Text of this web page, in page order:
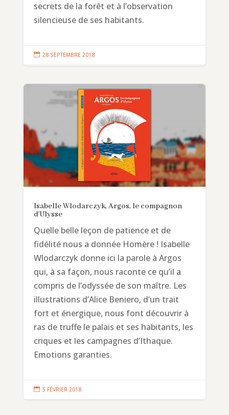
secrets de la forêt et à l’observation
silencieuse de ses habitants.
 28 SEPTEMBRE 2018
Isabelle Wlodarczyk, Argos, le compagnon
d’Ulysse
Quelle belle leçon de patience et de
fidélité nous a donnée Homère ! Isabelle
Wlodarczyk donne ici la parole à Argos
qui, à sa façon, nous raconte ce qu’il a
compris de l’odyssée de son maître. Les
illustrations d’Alice Beniero, d’un trait
fort et énergique, nous font découvrir à
ras de truffe le palais et ses habitants, les
criques et les campagnes d’Ithaque.
Emotions garanties.
 5 FÉVRIER 2018